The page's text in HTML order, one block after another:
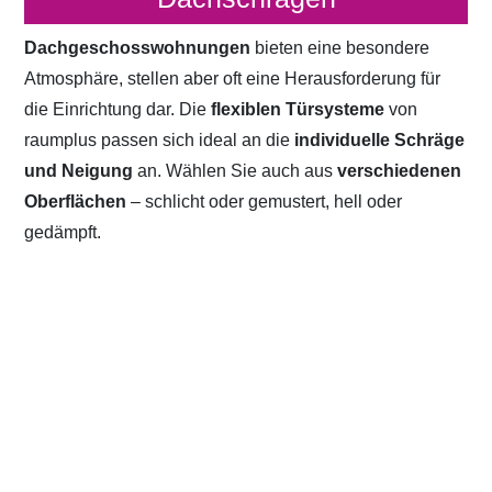
Dachgeschosswohnungen bieten eine besondere
Atmosphäre, stellen aber oft eine Herausforderung für
die Einrichtung dar. Dieflexiblen Türsystemevon
raumplus passen sich ideal an die individuelle Schräge
und Neigung an. Wählen Sie auch ausverschiedenen
Oberflächen – schlicht oder gemustert, hell oder
gedämpft.